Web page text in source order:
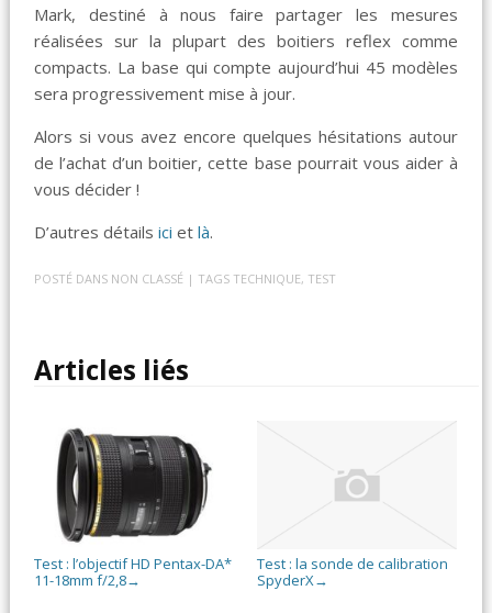
Mark, destiné à nous faire partager les mesures
réalisées sur la plupart des boitiers reflex comme
compacts. La base qui compte aujourd’hui 45 modèles
sera progressivement mise à jour.
Alors si vous avez encore quelques hésitations autour
de l’achat d’un boitier, cette base pourrait vous aider à
vous décider !
D’autres détailsici etlà.
POSTÉ DANS NON CLASSÉ | TAGS TECHNIQUE, TEST
Articles liés
Test : l’objectif HD Pentax-DA*
11-18mm f/2,8→
Test : la sonde de calibration
SpyderX→